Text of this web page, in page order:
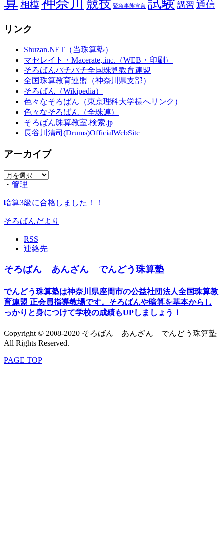
相模 競技 緊急事態宣言 試験 講習 通信
リンク
Shuzan.NET（当珠算塾）
マセレイト・Macerate,.inc.（WEB・印刷）
そろばんパチパチ全国珠算教育連盟
全国珠算教育連盟（神奈川県支部）
そろばん（Wikipedia）
色々なそろばん（東京理科大学様へリンク）
色々なそろばん（全珠連）
そろばん珠算教室.検索.jp
長谷川清司(Drums)OfficialWebSite
アーカイブ
ア
ー
イ
ブ
・ 管理
暗算3級に合格しました！！
そろばんだより
RSS
連絡先
そろばん あんざん でんどう珠算塾
でんどう珠算塾は神奈川県座間市の公益社団法人全国珠算教
育連盟 正会員指導教場です。そろばんや暗算を基本からし
っかりと身につけて学校の成績もUPしましょう！
Copyright © 2008-2020 そろばん あんざん でんどう珠算塾
All Rights Reserved.
PAGE TOP